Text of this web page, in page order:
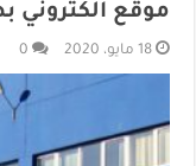
موقع الكتروني
18 مايو، 2020 0